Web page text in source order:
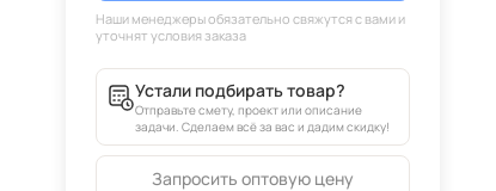
Устали подбирать товар?
Отправьте смету, проект или описание
задачи. Сделаем всё за вас и дадим скидку!
Запросить оптовую цену